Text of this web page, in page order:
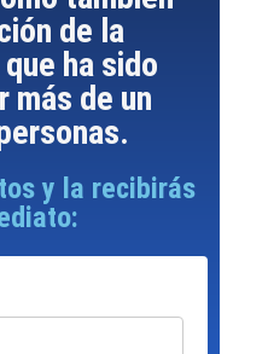
de la
ha sido
más de un
y la recibirás